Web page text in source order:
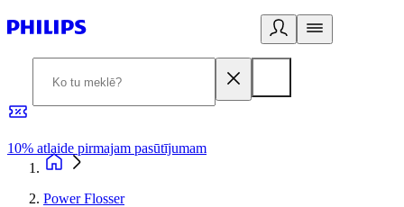
10% atlaide pirmajam pasūtījumam
Power Flosser